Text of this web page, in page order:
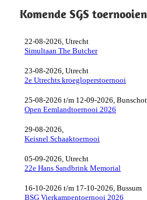
Komende SGS toernooien